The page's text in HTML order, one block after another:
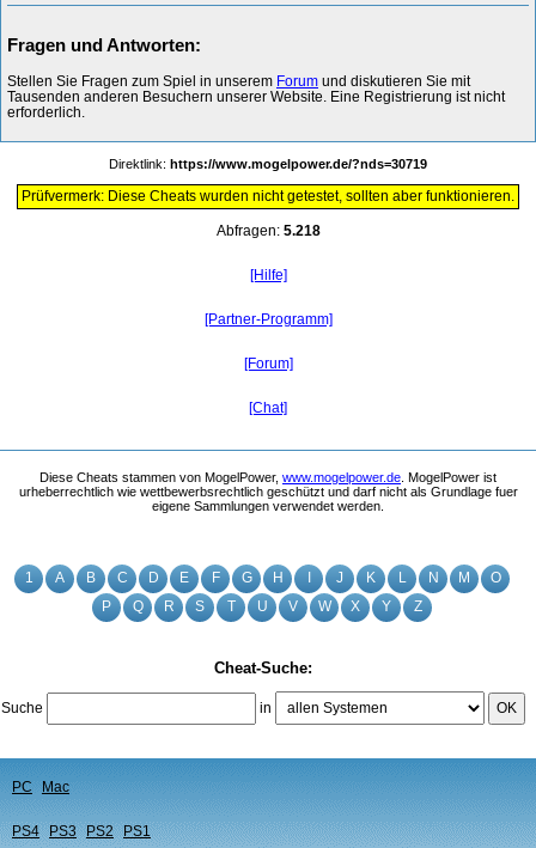
1 A B C D E F G H J K L N M
O
P
Q R S T U V W X Y Z
Cheat-Suche:
Suche in OK
PC Mac
PS4 PS3 PS2 PS1
Fragen und Antworten:
Stellen Sie Fragen zum Spiel in unserem Forum und diskutieren Sie mit
Tausenden anderen Besuchern unserer Website. Eine Registrierung ist nicht
erforderlich.
Direktlink: https://www.mogelpower.de/?nds=30719
Prüfvermerk: Diese Cheats wurden nicht getestet, sollten aber funktionieren.
Abfragen: 5.218
[Hilfe]
[Partner-Programm]
[Forum]
[Chat]
Diese Cheats stammen von MogelPower, www.mogelpower.de . MogelPower ist
urheberrechtlich wie wettbewerbsrechtlich geschützt und darf nicht als Grundlage fuer
eigene Sammlungen verwendet werden.